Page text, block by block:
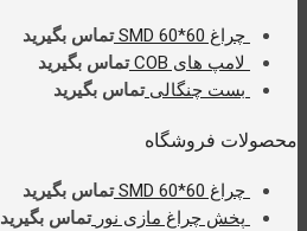
چراغ SMD 60*60
تماس بگیرید
لامپ های COB
تماس بگیرید
بست چنگالی تماس بگیرید
محصولات فروشگاه
چراغ SMD 60*60
تماس بگیرید
پخش چراغ مازی نور تماس بگیرید